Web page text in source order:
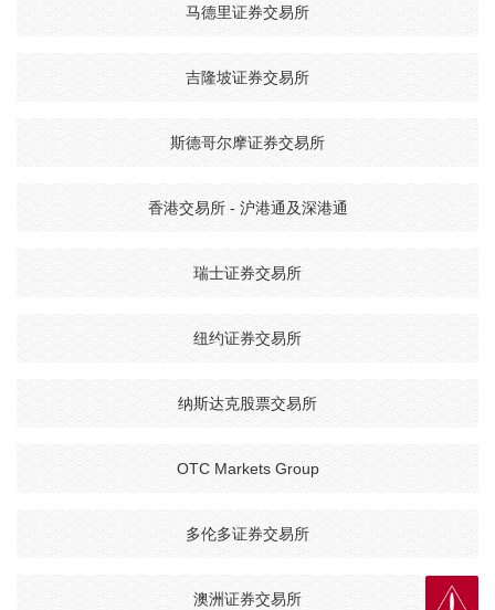
马德里证券交易所
吉隆坡证券交易所
斯德哥尔摩证券交易所
香港交易所 - 沪港通及深港通
瑞士证券交易所
纽约证券交易所
纳斯达克股票交易所
OTC Markets Group
多伦多证券交易所
澳洲证券交易所